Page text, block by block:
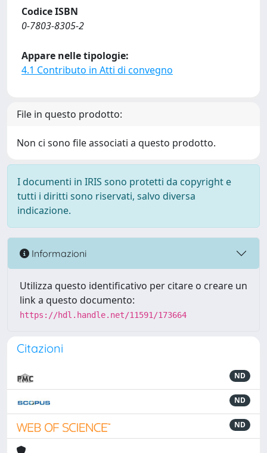
Codice ISBN
0-7803-8305-2
Appare nelle tipologie:
4.1 Contributo in Atti di convegno
File in questo prodotto:
Non ci sono file associati a questo prodotto.
I documenti in IRIS sono protetti da copyright e
tutti i diritti sono riservati, salvo diversa
indicazione.
Informazioni
Utilizza questo identificativo per citare o creare un
link a questo documento:
https://hdl.handle.net/11591/173664
Citazioni
ND
ND
ND